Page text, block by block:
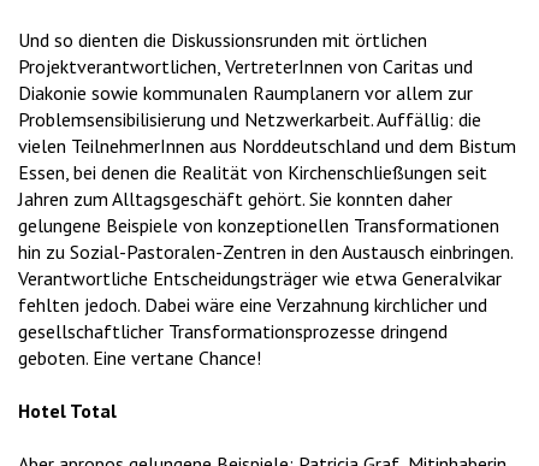
Und so dienten die Diskussionsrunden mit örtlichen
Projektverantwortlichen, VertreterInnen von Caritas und
Diakonie sowie kommunalen Raumplanern vor allem zur
Problemsensibilisierung und Netzwerkarbeit. Auffällig: die
vielen TeilnehmerInnen aus Norddeutschland und dem Bistum
Essen, bei denen die Realität von Kirchenschließungen seit
Jahren zum Alltagsgeschäft gehört. Sie konnten daher
gelungene Beispiele von konzeptionellen Transformationen
hin zu Sozial-Pastoralen-Zentren in den Austausch einbringen.
Verantwortliche Entscheidungsträger wie etwa Generalvikar
fehlten jedoch. Dabei wäre eine Verzahnung kirchlicher und
gesellschaftlicher Transformationsprozesse dringend
geboten. Eine vertane Chance!
Hotel Total